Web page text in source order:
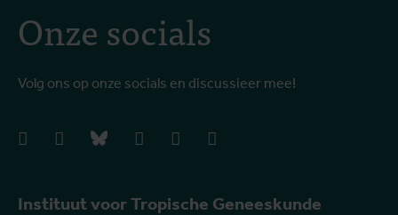
Instituut voor Tropische Geneeskunde
Onze socials
Volg ons op onze socials en discussieer mee!
facebookinstagrambluesky linkedIn youtube